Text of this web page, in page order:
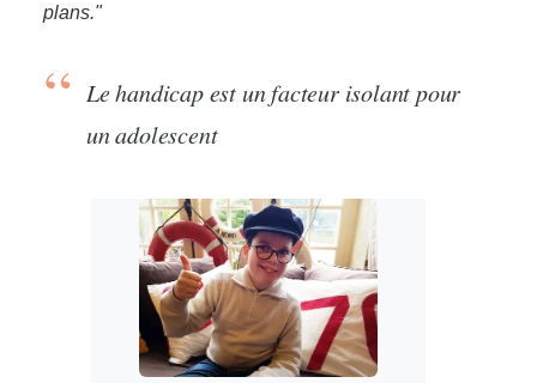
plans."
Le handicap est un facteur isolant pour
un adolescent